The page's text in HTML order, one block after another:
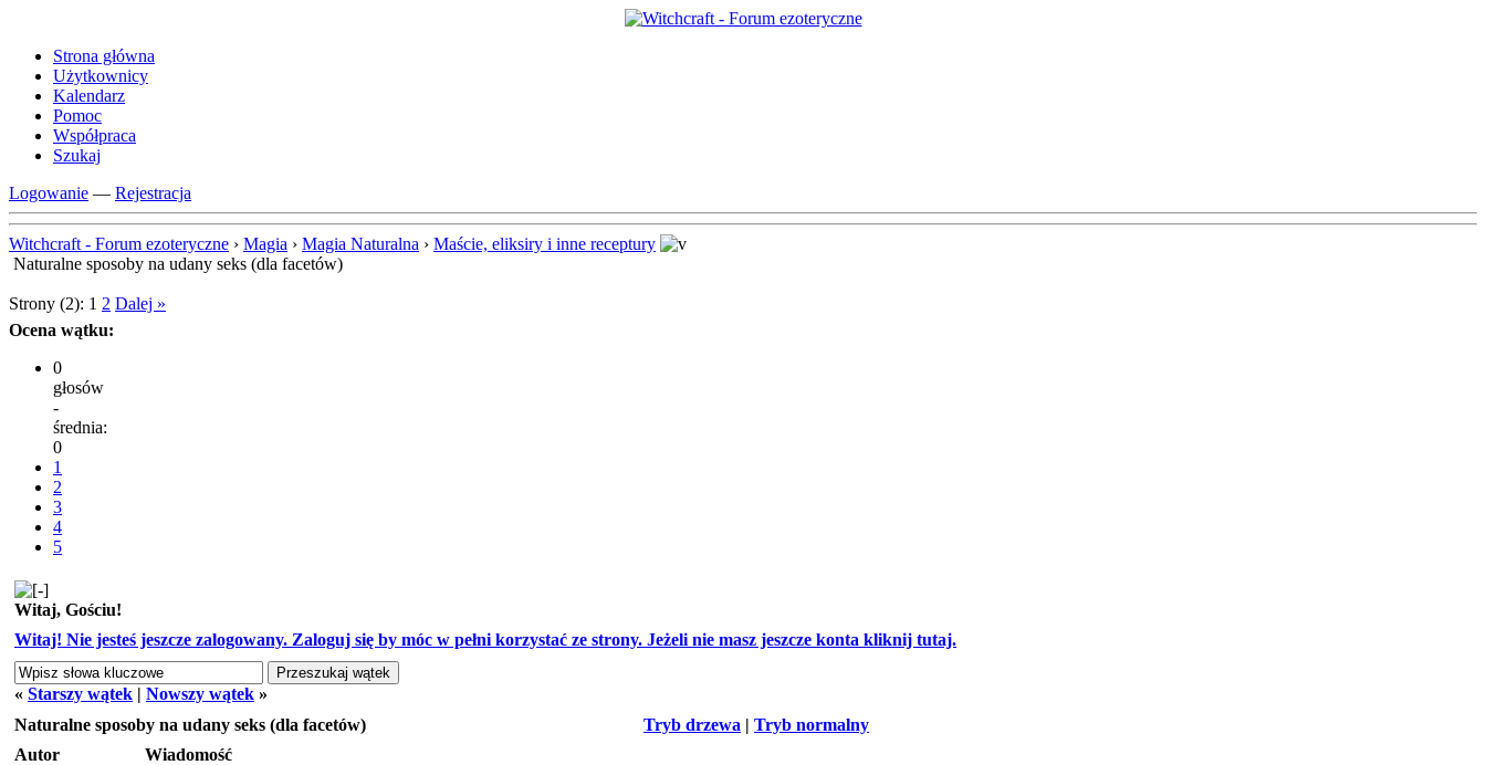
Strona główna
Użytkownicy
Kalendarz
Pomoc
Współpraca
Szukaj
Logowanie — Rejestracja
Witchcraft - Forum ezoteryczne › Magia › Magia Naturalna › Maście, eliksiry i inne receptury
Naturalne sposoby na udany seks (dla facetów)
Strony (2): 1 2 Dalej »
Ocena wątku:
0
głosów
-
średnia:
0
1
2
3
4
5
Witaj, Gościu!
Witaj! Nie jesteś jeszcze zalogowany. Zaloguj się by móc w pełni korzystać ze strony. Jeżeli nie masz jeszcze konta kliknij tutaj.
« Starszy wątek | Nowszy wątek »
Tryb drzewa | Tryb normalny
Naturalne sposoby na udany seks (dla facetów)
Autor
Wiadomość